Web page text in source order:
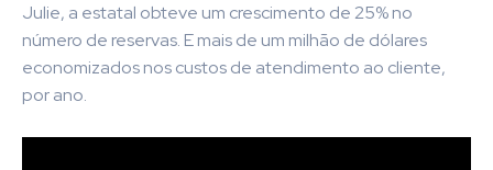
Julie, a estatal obteve um crescimento de 25% no
número de reservas. E mais de um milhão de dólares
economizados nos custos de atendimento ao cliente,
por ano.